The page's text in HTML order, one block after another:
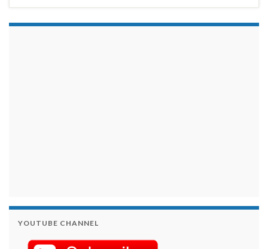
YOUTUBE CHANNEL